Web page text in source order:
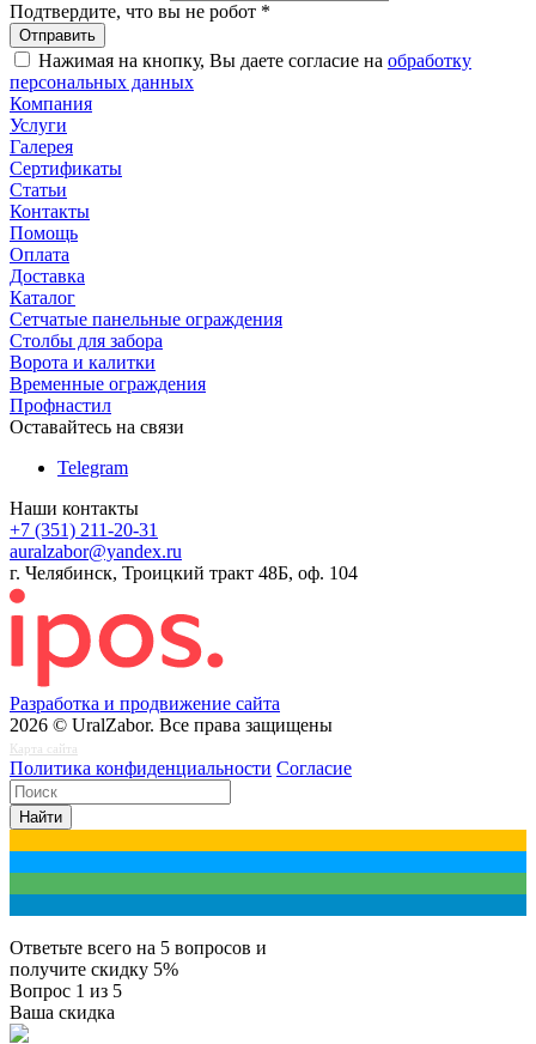
Подтвердите, что вы не робот *
Нажимая на кнопку, Вы даете согласие на обработку
персональных данных
Компания
Услуги
Галерея
Сертификаты
Статьи
Контакты
Помощь
Оплата
Доставка
Каталог
Сетчатые панельные ограждения
Столбы для забора
Ворота и калитки
Временные ограждения
Профнастил
Оставайтесь на связи
Telegram
Наши контакты
+7 (351) 211-20-31
auralzabor@yandex.ru
г. Челябинск, Троицкий тракт 48Б, оф. 104
Разработка и продвижение сайта
2026 © UralZabor. Все права защищены
Карта сайта
Политика конфиденциальности Согласие
Найти
Ответьте всего на 5 вопросов и
получите скидку 5%
Вопрос 1 из 5
Ваша скидка